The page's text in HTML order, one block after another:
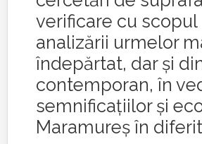
verificare cu
analizării urmelor
îndepărtat, dar şi
contemporan, în
semnificaţiilor şi
Maramureş în